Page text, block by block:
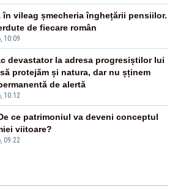
10:09
în vileag șmecheria înghețării pensiilor.
de fiecare român
10:12
devastator la adresa progresiștilor lui
protejăm și natura, dar nu șținem
de alertă
09:22
ce patrimoniul va deveni conceptul
viitoare?